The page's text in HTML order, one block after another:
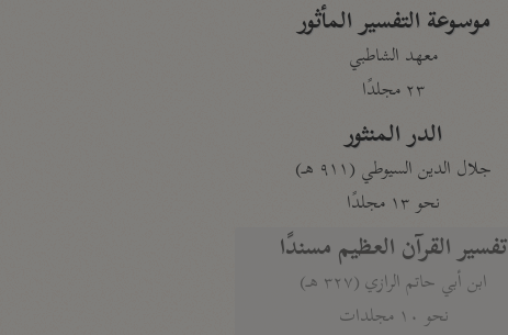
موسوعة التفسير المأثور
معهد الشاطبي
٢٣ مجلدًا
الدر المنثور
جلال الدين السيوطي (٩١١ هـ)
نحو ١٣ مجلدًا
تفسير القرآن العظيم مسندًا
ابن أبي حاتم الرازي (٣٢٧ هـ)
نحو ١٠ مجلدات